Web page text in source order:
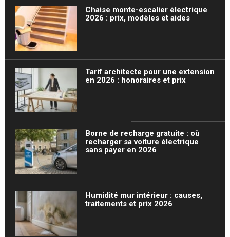
Chaise monte-escalier électrique
2026 : prix, modèles et aides
Tarif architecte pour une extension
en 2026 : honoraires et prix
Borne de recharge gratuite : où
recharger sa voiture électrique
sans payer en 2026
Humidité mur intérieur : causes,
traitements et prix 2026